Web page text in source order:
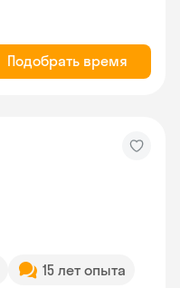
Подобрать время
15 лет опыта